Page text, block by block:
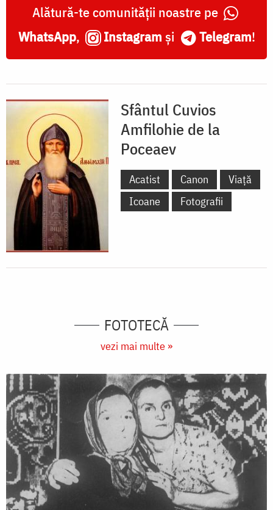
Alătură-te comunității noastre pe
WhatsApp, Instagram și Telegram!
Sfântul Cuvios
Amfilohie de la
Poceaev
Acatist Canon
Viață
Icoane
Fotografii
FOTOTECĂ
vezi mai multe »